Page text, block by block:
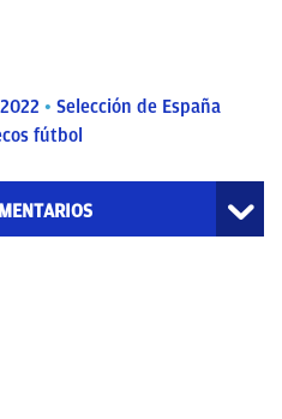
Selección de España
fútbol